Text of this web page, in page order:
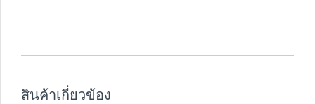
สินค้าเกี่ยวข้อง